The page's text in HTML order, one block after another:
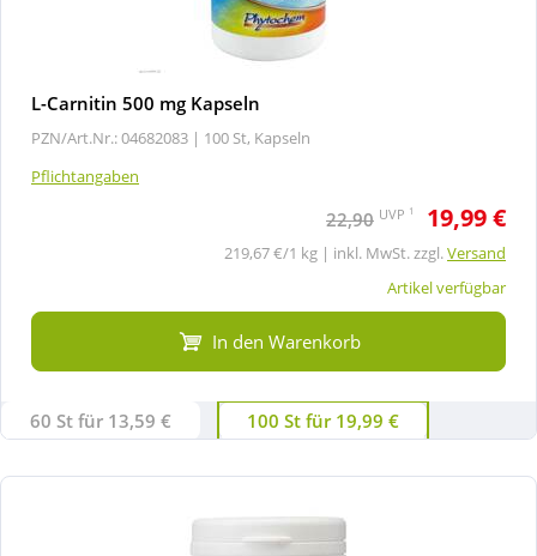
L-Carnitin 500 mg Kapseln
PZN/Art.Nr.: 04682083 | 100 St, Kapseln
Pflichtangaben
22,90 UVP 1 19,99 €
219,67 €/1 kg | inkl. MwSt. zzgl.Versand
Artikel verfügbar
In den Warenkorb
60 St für 13,59 € 100 St für 19,99 €